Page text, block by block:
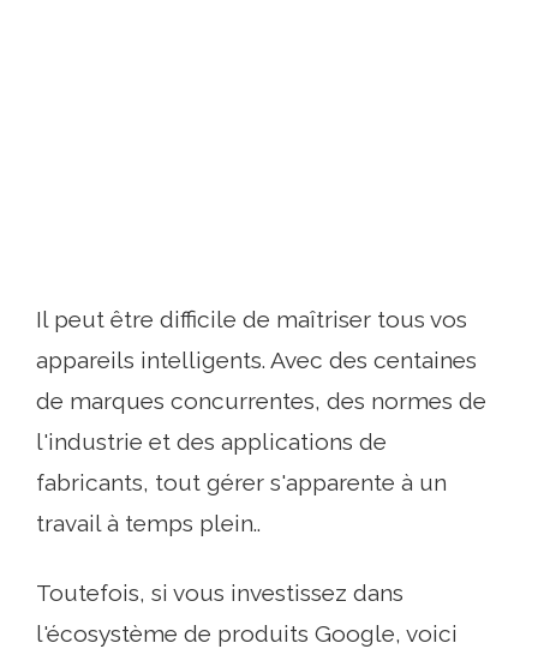
Il peut être difficile de maîtriser tous vos
appareils intelligents. Avec des centaines
de marques concurrentes, des normes de
l'industrie et des applications de
fabricants, tout gérer s'apparente à un
travail à temps plein..
Toutefois, si vous investissez dans
l'écosystème de produits Google, voici